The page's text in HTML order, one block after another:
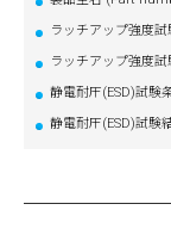
ラッチアップ強度
ラッチアップ強度
静電耐圧(ESD)試験
静電耐圧(ESD)試験